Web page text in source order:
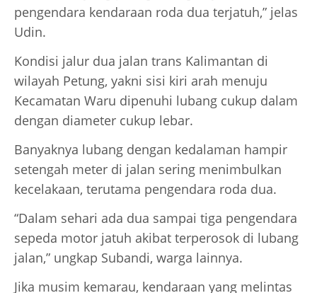
pengendara kendaraan roda dua terjatuh,” jelas
Udin.
Kondisi jalur dua jalan trans Kalimantan di
wilayah Petung, yakni sisi kiri arah menuju
Kecamatan Waru dipenuhi lubang cukup dalam
dengan diameter cukup lebar.
Banyaknya lubang dengan kedalaman hampir
setengah meter di jalan sering menimbulkan
kecelakaan, terutama pengendara roda dua.
“Dalam sehari ada dua sampai tiga pengendara
sepeda motor jatuh akibat terperosok di lubang
jalan,” ungkap Subandi, warga lainnya.
Jika musim kemarau, kendaraan yang melintas